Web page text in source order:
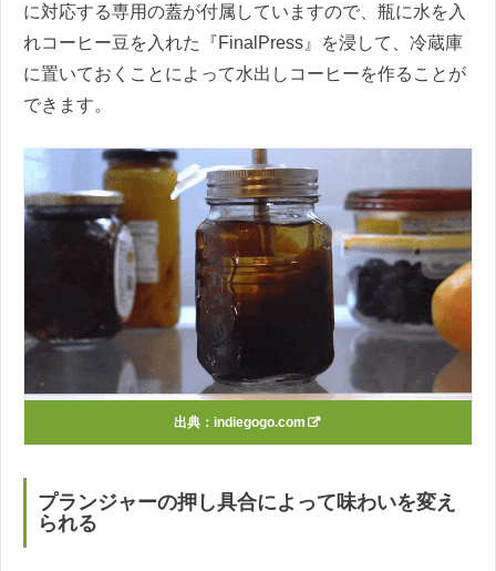
に対応する専用の蓋が付属していますので、瓶に水を入
れコーヒー豆を入れた『FinalPress』を浸して、冷蔵庫
に置いておくことによって水出しコーヒーを作ることが
できます。
出典： indiegogo.com
プランジャーの押し具合によって味わいを変え
られる